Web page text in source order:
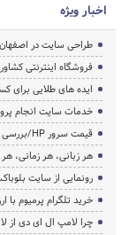
اخبار ویژه
طراحی سایت در اصفهان
فروشگاه اینترنتی
ایده های طلایی برای
خدمات سایت انجام
قیمت سرور HP/بررسی و خرید سرور اچ پی
هر زبانی، هر زمانی،
رونمایی از سایت
خرید تلگرام پرمیوم با
چرا لامپ ال ای دی از